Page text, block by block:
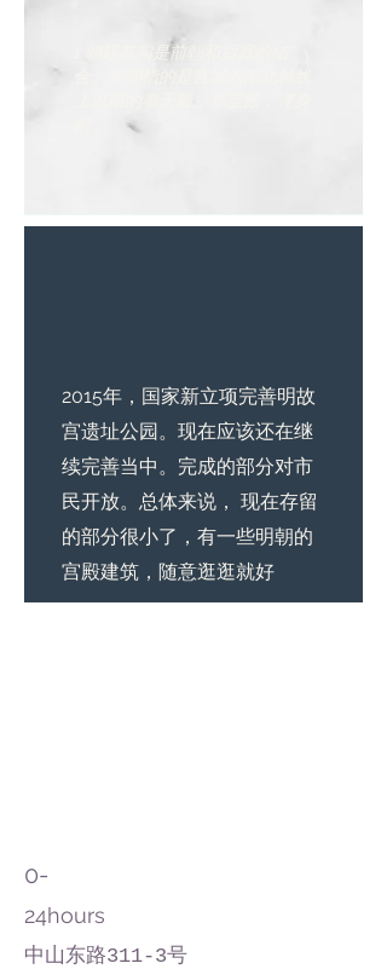
1 朝廷其实是前朝和后庭的结
2015年，国家新立项完善明故
宫遗址公园。现在应该还在继
续完善当中。完成的部分对市
民开放。总体来说， 现在存留
的部分很小了，有一些明朝的
宫殿建筑，随意逛逛就好
0-
24hours
中山东路311-3号